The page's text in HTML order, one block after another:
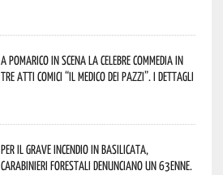
A Pomarico in scena la celebre commedia in
tre atti comici “Il medico dei pazzi”. I dettagli
Per il grave incendio in Basilicata,
Carabinieri forestali denunciano un 63enne.